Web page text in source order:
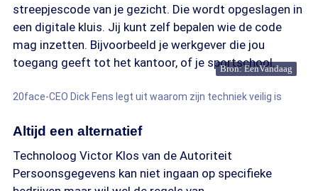
streepjescode van je gezicht. Die wordt opgeslagen in
een digitale kluis. Jij kunt zelf bepalen wie de code
mag inzetten. Bijvoorbeeld je werkgever die jou
toegang geeft tot het kantoor, of je sportschool.
Bron: EenVandaag
20face-CEO Dick Fens legt uit waarom zijn techniek veilig is
Altijd een alternatief
Technoloog Victor Klos van de Autoriteit
Persoonsgegevens kan niet ingaan op specifieke